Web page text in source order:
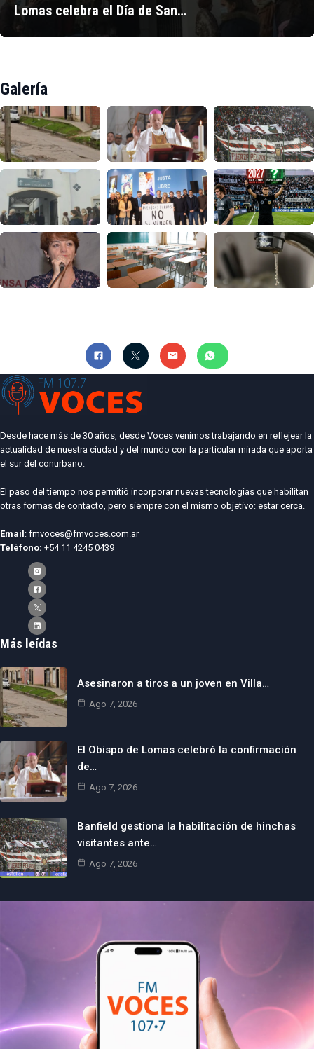
Lomas celebra el Día de San…
Galería
Desde hace más de 30 años, desde Voces venimos trabajando en reflejear la
actualidad de nuestra ciudad y del mundo con la particular mirada que aporta
el sur del conurbano.
El paso del tiempo nos permitió incorporar nuevas tecnologías que habilitan
otras formas de contacto, pero siempre con el mismo objetivo: estar cerca.
Email : fmvoces@fmvoces.com.ar
Teléfono: +54 11 4245 0439
Más leídas
Asesinaron a tiros a un joven en Villa…
Ago 7, 2026
El Obispo de Lomas celebró la confirmación
de…
Ago 7, 2026
Banfield gestiona la habilitación de hinchas
visitantes ante…
Ago 7, 2026